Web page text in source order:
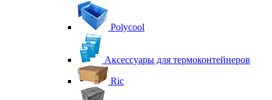
Polycool
Аксессуары для термоконтейнеров
Ric